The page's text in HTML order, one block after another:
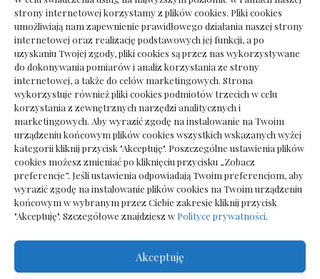
strony internetowej korzystamy z plików cookies. Pliki cookies
umożliwiają nam zapewnienie prawidłowego działania naszej strony
internetowej oraz realizację podstawowych jej funkcji, a po
uzyskaniu Twojej zgody, pliki cookies są przez nas wykorzystywane
do dokonywania pomiarów i analiz korzystania ze strony
internetowej, a także do celów marketingowych. Strona
wykorzystuje również pliki cookies podmiotów trzecich w celu
korzystania z zewnętrznych narzędzi analitycznych i
marketingowych. Aby wyrazić zgodę na instalowanie na Twoim
urządzeniu końcowym plików cookies wszystkich wskazanych wyżej
kategorii kliknij przycisk "Akceptuję". Poszczególne ustawienia plików
cookies możesz zmieniać po kliknięciu przycisku „Zobacz
preferencje”. Jeśli ustawienia odpowiadają Twoim preferencjom, aby
wyrazić zgodę na instalowanie plików cookies na Twoim urządzeniu
końcowym w wybranym przez Ciebie zakresie kliknij przycisk
"Akceptuję". Szczegółowe znajdziesz w Polityce prywatności.
Akceptuję
Dokumenty do odbioru przy zmianie biura
rachunkowego